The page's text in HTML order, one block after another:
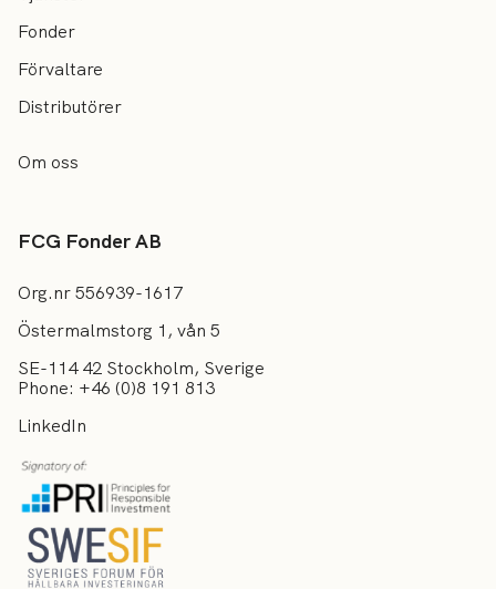
Fonder
Förvaltare
Distributörer
Om oss
FCG Fonder AB
Org.nr 556939-1617
Östermalmstorg 1, vån 5
SE-114 42 Stockholm, Sverige
Phone: +46 (0)8 191 813
LinkedIn